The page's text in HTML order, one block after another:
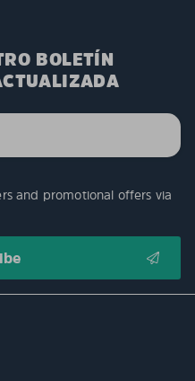
BOLETÍN
and promotional offers via